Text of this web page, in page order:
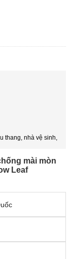
thang, nhà vệ sinh,
mài mòn
Leaf